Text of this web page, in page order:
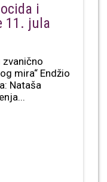
i
11. jula
zvanično
mira“ Endžio
Nataša